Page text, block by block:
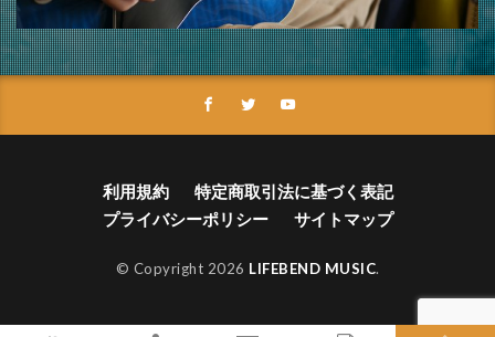
利用規約
特定商取引法に基づく表記
プライバシーポリシー
サイトマップ
© Copyright 2026 LIFEBEND MUSIC.